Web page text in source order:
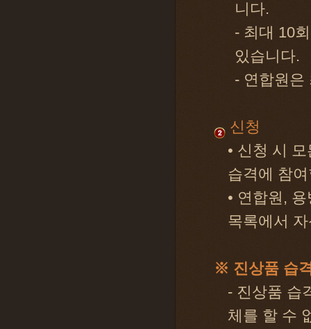
니다.
- 최대 10
있습니다.
- 연합원은
신청
• 신청 시
습격에 참
• 연합원,
목록에서
※ 진상품 습
- 진상품 습
체를 할 수